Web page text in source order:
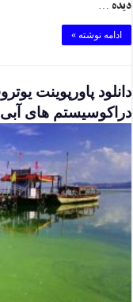
دیده …
ادامه نوشته »
دراکوسیستم های آبی